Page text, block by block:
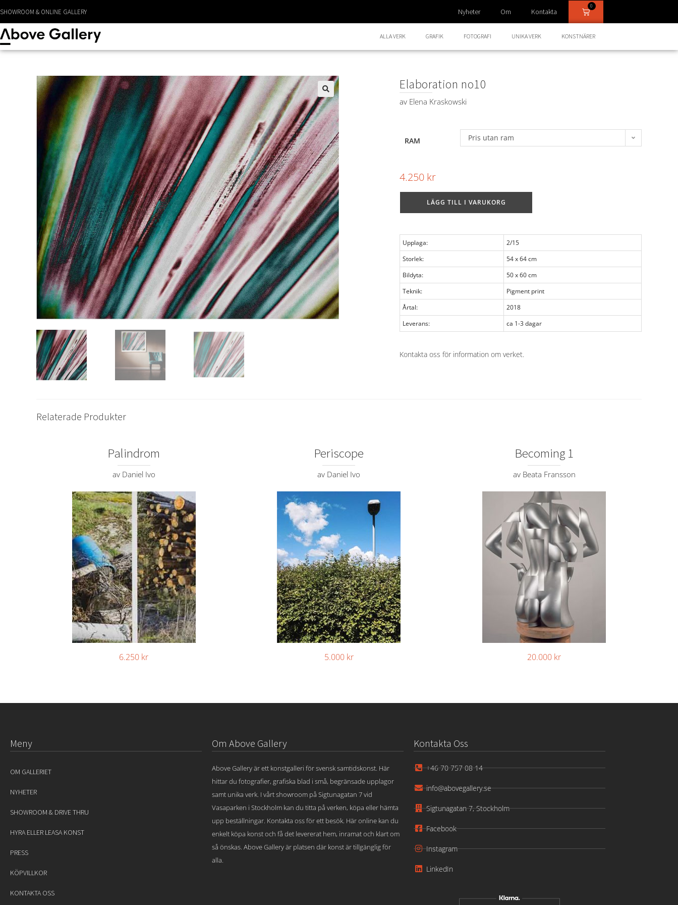
LEVERANS CA 1 - 3 DAGAR Nyheter Om Kontakta
0
ALLA VERK GRAFIK FOTOGRAFI UNIKA VERK KONSTNÄRER
🔍
Elaboration no10
av Elena Kraskowski
RAM Pris utan ram
4.250 kr
LÄGG TILL I VARUKORG
Upplaga:
2/15
Storlek:
54 x 64 cm
Bildyta:
50 x 60 cm
Teknik:
Pigment print
Årtal:
2018
Leverans:
ca 1-3 dagar
Kontakta oss för information om verket.
Relaterade Produkter
Palindrom
av Daniel Ivo
6.250 kr
Periscope
av Daniel Ivo
5.000 kr
Becoming 1
av Beata Fransson
20.000 kr
Meny
OM GALLERIET
NYHETER
SHOWROOM & DRIVE THRU
HYRA ELLER LEASA KONST
PRESS
KÖPVILLKOR
KONTAKTA OSS
Om Above Gallery
Above Gallery är ett konstgalleri för svensk samtidskonst. Här
hittar du fotografier, grafiska blad i små, begränsade upplagor
samt unika verk. I vårt showroom på Sigtunagatan 7 vid
Vasaparken i Stockholm kan du titta på verken, köpa eller hämta
upp beställningar. Kontakta oss för ett besök. Här online kan du
enkelt köpa konst och få det levererat hem, inramat och klart om
så önskas. Above Gallery är platsen där konst är tillgänglig för
alla.
Kontakta Oss
+46 70 757 08 14
info@abovegallery.se
Sigtunagatan 7, Stockholm
Facebook
Instagram
LinkedIn